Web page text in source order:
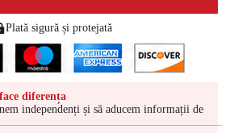
Plată sigură și protejată
diferența
independenți și să aducem informații de